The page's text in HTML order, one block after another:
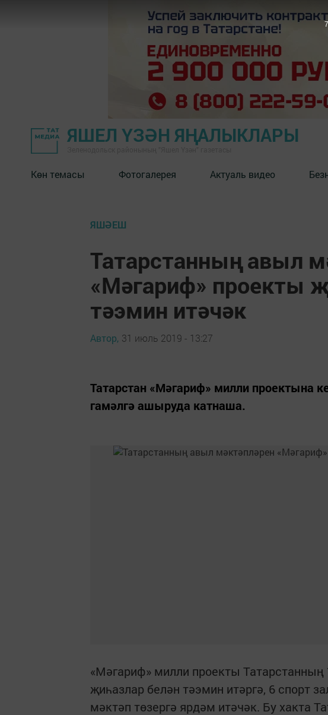
ЯШЕЛ ҮЗӘН ЯҢАЛЫКЛАРЫ
Көн темасы Фотогалерея Актуаль видео
ЯШӘЕШ
Татарстанның авыл
«Мәгариф» проекты
тәэмин итәчәк
Автор, 31 июль 2019 - 13:27
Татарстан «Мәгариф» милли проектына
гамәлгә ашыруда катнаша.
«Мәгариф» милли проекты
җиһазлар белән тәэмин итәргә, 6 спорт
мәктәп төзергә ярдәм итәчәк. Бу хакта
6